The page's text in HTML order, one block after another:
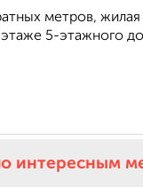
метров,
5-этажного
интересным